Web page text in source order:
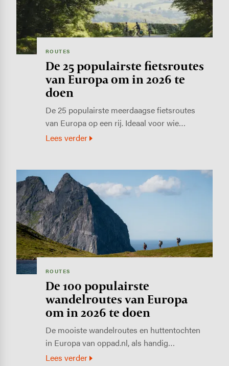
ROUTES
De 25 populairste fietsroutes
van Europa om in 2026 te
doen
De 25 populairste meerdaagse fietsroutes
van Europa op een rij. Ideaal voor wie…
Lees verder
Image
ROUTES
De 100 populairste
wandelroutes van Europa
om in 2026 te doen
De mooiste wandelroutes en huttentochten
in Europa van oppad.nl, als handig…
Lees verder